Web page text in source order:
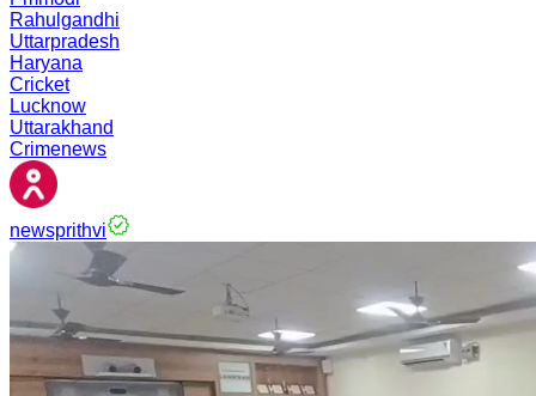
Rahulgandhi
Uttarpradesh
Haryana
Cricket
Lucknow
Uttarakhand
Crimenews
newsprithvi